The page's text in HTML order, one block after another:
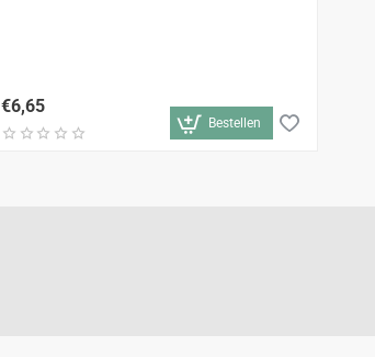
€6,65
Bestellen